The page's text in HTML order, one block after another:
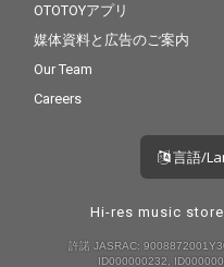
OTOTOYアプリ
媒体資料と広告のご案内
Our Team
Careers
言語/
Hi-res music
許諾 JASRAC:
ID000000232,